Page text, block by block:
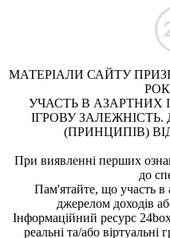
МАТЕРІАЛИ САЙТУ
УЧАСТЬ В АЗАРТНИХ
ІГРОВУ
(ПРИНЦИПІВ)
При виявленні перших
до
Пам'ятайте, що участь в
джерелом доходів
Інформаційний ресурс
реальні та/або